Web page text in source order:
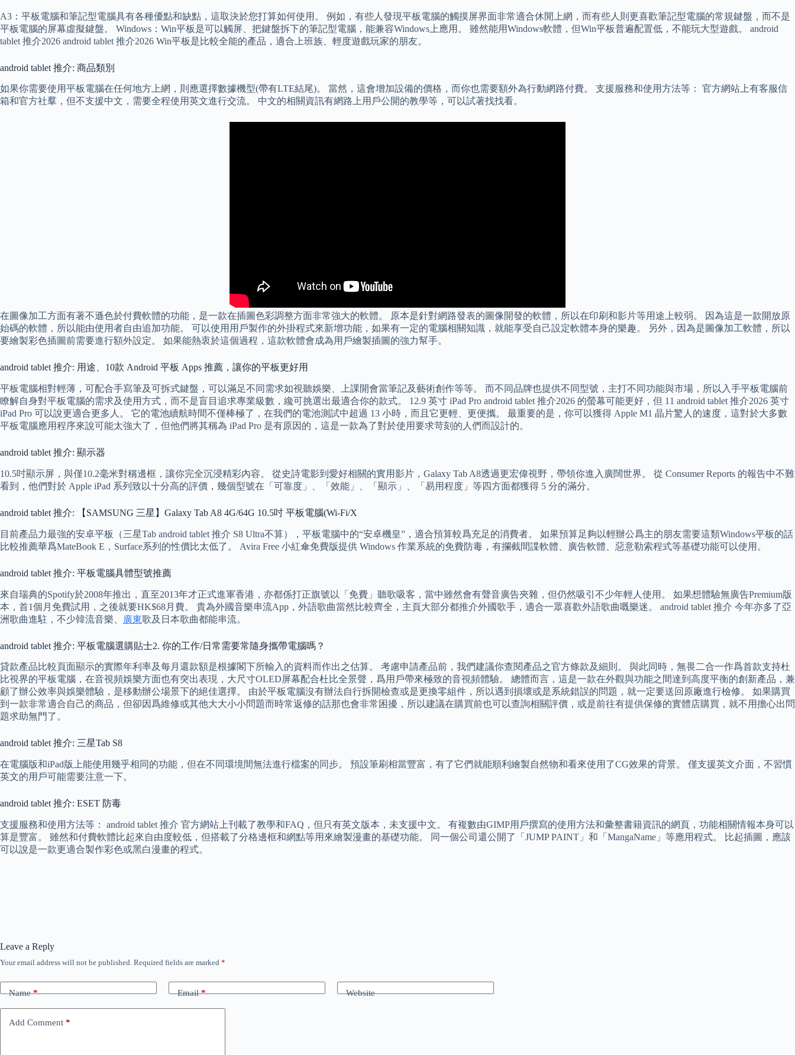
A3：平板電腦和筆記型電腦具有各種優點和缺點，這取決於您打算如何使用。 例如，有些人發現平板電腦的觸摸屏界面非常適合休閒上網，而有些人則更喜歡筆記型電腦的常規鍵盤，而不是
平板電腦的屏幕虛擬鍵盤。 Windows：Win平板是可以觸屏、把鍵盤拆下的筆記型電腦，能兼容Windows上應用。 雖然能用Windows軟體，但Win平板普遍配置低，不能玩大型遊戲。 android
tablet 推介2026 android tablet 推介2026 Win平板是比較全能的產品，適合上班族、輕度遊戲玩家的朋友。
android tablet 推介: 商品類別
如果你需要使用平板電腦在任何地方上網，則應選擇數據機型(帶有LTE結尾)。 當然，這會增加設備的價格，而你也需要額外為行動網路付費。 支援服務和使用方法等： 官方網站上有客服信
箱和官方社羣，但不支援中文，需要全程使用英文進行交流。 中文的相關資訊有網路上用戶公開的教學等，可以試著找找看。
在圖像加工方面有著不遜色於付費軟體的功能，是一款在插圖色彩調整方面非常強大的軟體。 原本是針對網路發表的圖像開發的軟體，所以在印刷和影片等用途上較弱。 因為這是一款開放原
始碼的軟體，所以能由使用者自由追加功能。 可以使用用戶製作的外掛程式來新增功能，如果有一定的電腦相關知識，就能享受自己設定軟體本身的樂趣。 另外，因為是圖像加工軟體，所以
要繪製彩色插圖前需要進行額外設定。 如果能熱衷於這個過程，這款軟體會成為用戶繪製插圖的強力幫手。
android tablet 推介: 用途、10款 Android 平板 Apps 推薦，讓你的平板更好用
平板電腦相對輕薄，可配合手寫筆及可拆式鍵盤，可以滿足不同需求如視聽娛樂、上課開會當筆記及藝術創作等等。 而不同品牌也提供不同型號，主打不同功能與市場，所以入手平板電腦前
瞭解自身對平板電腦的需求及使用方式，而不是盲目追求專業級數，纔可挑選出最適合你的款式。 12.9 英寸 iPad Pro android tablet 推介2026 的螢幕可能更好，但 11 android tablet 推介2026 英寸
iPad Pro 可以說更適合更多人。 它的電池續航時間不僅棒極了，在我們的電池測試中超過 13 小時，而且它更輕、更便攜。 最重要的是，你可以獲得 Apple M1 晶片驚人的速度，這對於大多數
平板電腦應用程序來說可能太強大了，但他們將其稱為 iPad Pro 是有原因的，這是一款為了對於使用要求苛刻的人們而設計的。
android tablet 推介: 顯示器
10.5吋顯示屏，與僅10.2毫米對稱邊框，讓你完全沉浸精彩內容。 從史詩電影到愛好相關的實用影片，Galaxy Tab A8透過更宏偉視野，帶領你進入廣闊世界。 從 Consumer Reports 的報告中不難
看到，他們對於 Apple iPad 系列致以十分高的評價，幾個型號在「可靠度」、「效能」、「顯示」、「易用程度」等四方面都獲得 5 分的滿分。
android tablet 推介: 【SAMSUNG 三星】Galaxy Tab A8 4G/64G 10.5吋 平板電腦(Wi-Fi/X
目前產品力最強的安卓平板（三星Tab android tablet 推介 S8 Ultra不算），平板電腦中的“安卓機皇”，適合預算較爲充足的消費者。 如果預算足夠以輕辦公爲主的朋友需要這類Windows平板的話
比較推薦華爲MateBook E，Surface系列的性價比太低了。 Avira Free 小紅傘免費版提供 Windows 作業系統的免費防毒，有攔截間諜軟體、廣告軟體、惡意勒索程式等基礎功能可以使用。
android tablet 推介: 平板電腦具體型號推薦
來自瑞典的Spotify於2008年推出，直至2013年才正式進軍香港，亦都係打正旗號以「免費」聽歌吸客，當中雖然會有聲音廣告夾雜，但仍然吸引不少年輕人使用。 如果想體驗無廣告Premium版
本，首1個月免費試用，之後就要HK$68月費。 貴為外國音樂串流App，外語歌曲當然比較齊全，主頁大部分都推介外國歌手，適合一眾喜歡外語歌曲嘅樂迷。 android tablet 推介 今年亦多了亞
洲歌曲進駐，不少韓流音樂、
廣東歌及日本歌曲都能串流。
android tablet 推介: 平板電腦選購貼士2. 你的工作/日常需要常隨身攜帶電腦嗎？
貸款產品比較頁面顯示的實際年利率及每月還款額是根據閣下所輸入的資料而作出之估算。 考慮申請產品前，我們建議你查閱產品之官方條款及細則。 與此同時，無畏二合一作爲首款支持杜
比視界的平板電腦，在音視頻娛樂方面也有突出表現，大尺寸OLED屏幕配合杜比全景聲，爲用戶帶來極致的音視頻體驗。 總體而言，這是一款在外觀與功能之間達到高度平衡的創新產品，兼
顧了辦公效率與娛樂體驗，是移動辦公場景下的絕佳選擇。 由於平板電腦沒有辦法自行拆開檢查或是更換零組件，所以遇到損壞或是系統錯誤的問題，就一定要送回原廠進行檢修。 如果購買
到一款非常適合自己的商品，但卻因爲維修或其他大大小小問題而時常返修的話那也會非常困擾，所以建議在購買前也可以查詢相關評價，或是前往有提供保修的實體店購買，就不用擔心出問
題求助無門了。
android tablet 推介: 三星Tab S8
在電腦版和iPad版上能使用幾乎相同的功能，但在不同環境間無法進行檔案的同步。 預設筆刷相當豐富，有了它們就能順利繪製自然物和看來使用了CG效果的背景。 僅支援英文介面，不習慣
英文的用戶可能需要注意一下。
android tablet 推介: ESET 防毒
支援服務和使用方法等： android tablet 推介 官方網站上刊載了教學和FAQ，但只有英文版本，未支援中文。 有複數由GIMP用戶撰寫的使用方法和彙整書籍資訊的網頁，功能相關情報本身可以
算是豐富。 雖然和付費軟體比起來自由度較低，但搭載了分格邊框和網點等用來繪製漫畫的基礎功能。 同一個公司還公開了「JUMP PAINT」和「MangaName」等應用程式。 比起插圖，應該
可以說是一款更適合製作彩色或黑白漫畫的程式。
Leave a Reply
Your email address will not be published. Required fields are marked *
Name* Email* Website
Add Comment *